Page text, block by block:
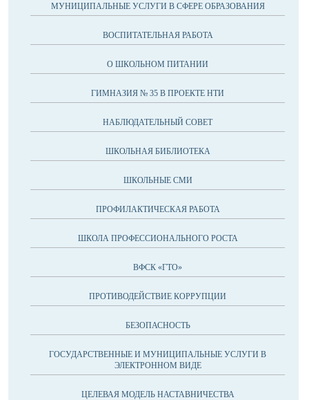
МУНИЦИПАЛЬНЫЕ УСЛУГИ В СФЕРЕ ОБРАЗОВАНИЯ
ВОСПИТАТЕЛЬНАЯ РАБОТА
О ШКОЛЬНОМ ПИТАНИИ
ГИМНАЗИЯ № 35 В ПРОЕКТЕ НТИ
НАБЛЮДАТЕЛЬНЫЙ СОВЕТ
ШКОЛЬНАЯ БИБЛИОТЕКА
ШКОЛЬНЫЕ СМИ
ПРОФИЛАКТИЧЕСКАЯ РАБОТА
ШКОЛА ПРОФЕССИОНАЛЬНОГО РОСТА
ВФСК «ГТО»
ПРОТИВОДЕЙСТВИЕ КОРРУПЦИИ
БЕЗОПАСНОСТЬ
ГОСУДАРСТВЕННЫЕ И МУНИЦИПАЛЬНЫЕ УСЛУГИ В
ЭЛЕКТРОННОМ ВИДЕ
ЦЕЛЕВАЯ МОДЕЛЬ НАСТАВНИЧЕСТВА